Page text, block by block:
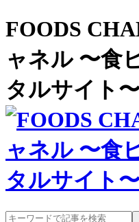
FOODS
ャネル 〜食
タルサイト